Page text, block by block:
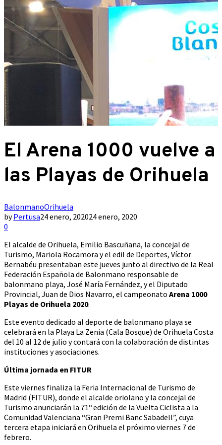
El Arena 1000 vuelve a
las Playas de Orihuela
BalonmanoOrihuela
byPertusa24 enero, 202024 enero, 2020
0
El alcalde de Orihuela, Emilio Bascuñana, la concejal de
Turismo, Mariola Rocamora y el edil de Deportes, Víctor
Bernabéu presentaban este jueves junto al directivo de la Real
Federación Española de Balonmano responsable de
balonmano playa, José María Fernández, y el Diputado
Provincial, Juan de Dios Navarro, el campeonato Arena 1000
Playas de Orihuela 2020.
Este evento dedicado al deporte de balonmano playa se
celebrará en la Playa La Zenia (Cala Bosque) de Orihuela Costa
del 10 al 12 de julio y contará con la colaboración de distintas
instituciones y asociaciones.
Última jornada en FITUR
Este viernes finaliza la Feria Internacional de Turismo de
Madrid (FITUR), donde el alcalde oriolano y la concejal de
Turismo anunciarán la 71º edición de la Vuelta Ciclista a la
Comunidad Valenciana “Gran Premi Banc Sabadell”, cuya
tercera etapa iniciará en Orihuela el próximo viernes 7 de
febrero.